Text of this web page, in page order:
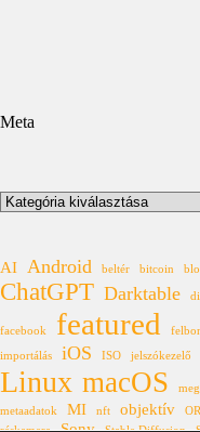
Meta
Kategóriák
AI Android beltér bitcoin
ChatGPT Darktable
facebook featured
importálás iOS ISO jelszókezelő
Linux macOS
metaadatok MI nft objektív
Sony